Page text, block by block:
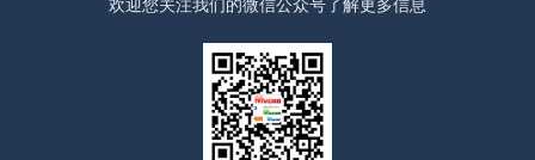
欢迎您关注我们的微信公众号了解更多信息